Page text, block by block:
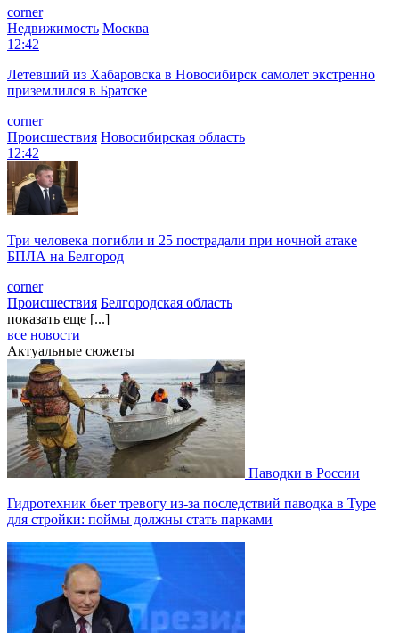
corner
Недвижимость Москва
12:42
Летевший из Хабаровска в Новосибирск самолет экстренно
приземлился в Братске
corner
Происшествия Новосибирская область
12:42
Три человека погибли и 25 пострадали при ночной атаке
БПЛА на Белгород
corner
Происшествия Белгородская область
показать еще [...]
все новости
Актуальные сюжеты
Паводки в России
Гидротехник бьет тревогу из-за последствий паводка в Туре
для стройки: поймы должны стать парками